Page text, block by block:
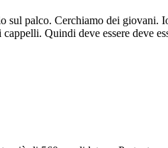
palco. Cerchiamo dei giovani.
Quindi deve essere deve